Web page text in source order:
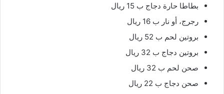
بطاطا حارة دجاج ب 15 ريال
رجرج، أو نار ب 16 ريال
بروتين لحم ب 52 ريال
بروتين دجاج ب 32 ريال
صحن لحم ب 32 ريال
صحن دجاج ب 22 ريال